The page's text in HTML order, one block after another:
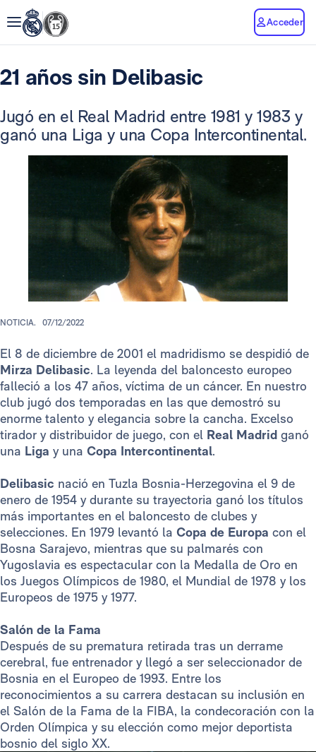
Acceder
21 años sin Delibasic
Jugó en el Real Madrid entre 1981 y 1983 y
ganó una Liga y una Copa Intercontinental.
NOTICIA. 07/12/2022
El 8 de diciembre de 2001 el madridismo se despidió de
Mirza Delibasic. La leyenda del baloncesto europeo
falleció a los 47 años, víctima de un cáncer. En nuestro
club jugó dos temporadas en las que demostró su
enorme talento y elegancia sobre la cancha. Excelso
tirador y distribuidor de juego, con el Real Madrid ganó
una Liga y una Copa Intercontinental.
Delibasic nació en Tuzla Bosnia-Herzegovina el 9 de
enero de 1954 y durante su trayectoria ganó los títulos
más importantes en el baloncesto de clubes y
selecciones. En 1979 levantó la Copa de Europa con el
Bosna Sarajevo, mientras que su palmarés con
Yugoslavia es espectacular con la Medalla de Oro en
los Juegos Olímpicos de 1980, el Mundial de 1978 y los
Europeos de 1975 y 1977.
Salón de la Fama
Después de su prematura retirada tras un derrame
cerebral, fue entrenador y llegó a ser seleccionador de
Bosnia en el Europeo de 1993. Entre los
reconocimientos a su carrera destacan su inclusión en
el Salón de la Fama de la FIBA, la condecoración con la
Orden Olímpica y su elección como mejor deportista
bosnio del siglo XX.